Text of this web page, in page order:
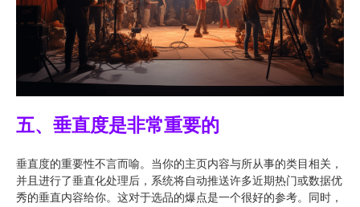
五、垂直度是非常重要的
垂直度的重要性不言而喻。当你的主页内容与所从事的类目相关，
并且进行了垂直化处理后，系统将自动推送许多近期热门或数据优
秀的垂直内容给你。这对于选品的爆点是一个很好的参考。同时，